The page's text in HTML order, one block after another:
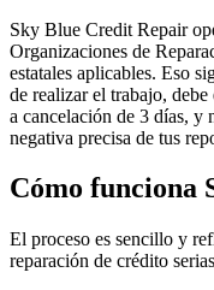
Sky Blue Credit Repair
Organizaciones de
estatales aplicables. Eso
de realizar el trabajo,
a cancelación de 3 días, y
negativa precisa de tus
Cómo funciona
El proceso es sencillo y
reparación de crédito